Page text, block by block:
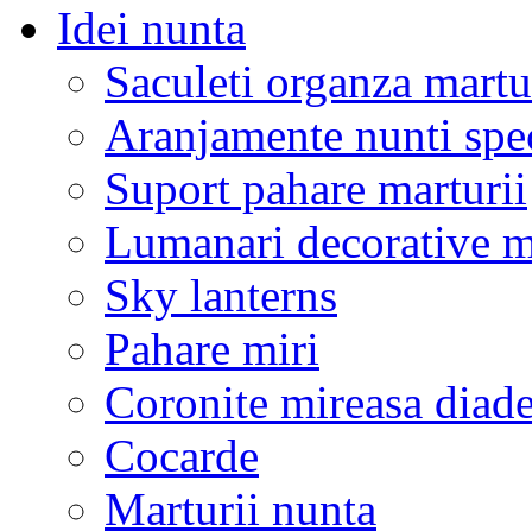
Idei nunta
Saculeti organza
Aranjamente nunti
Suport pahare marturii
Lumanari decorative
Sky lanterns
Pahare miri
Coronite mireasa
Cocarde
Marturii nunta